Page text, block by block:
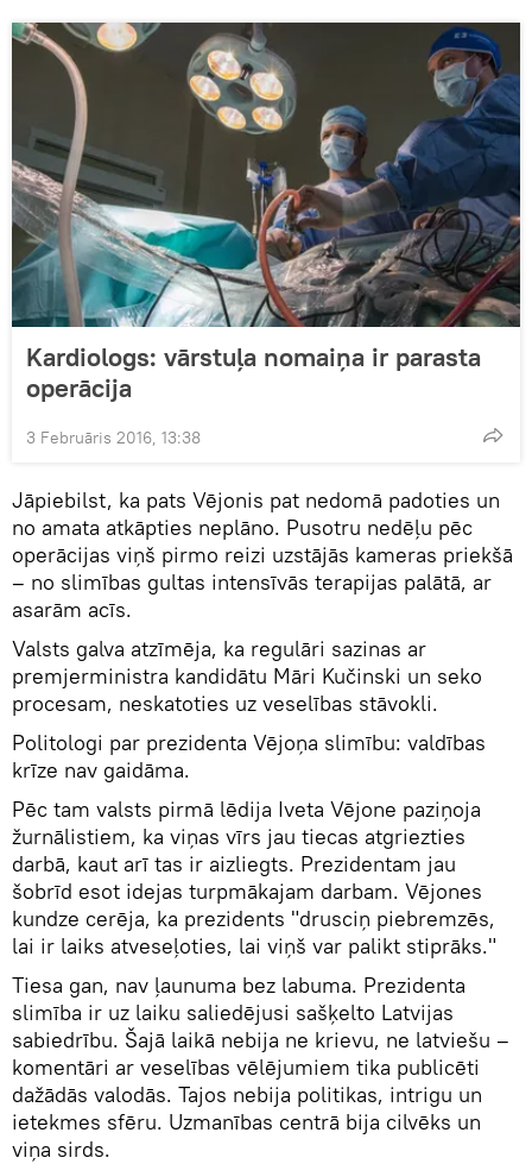
Kardiologs: vārstuļa nomaiņa ir parasta
operācija
3 Februāris 2016, 13:38
Jāpiebilst, ka pats Vējonis pat nedomā padoties un
no amata atkāpties neplāno. Pusotru nedēļu pēc
operācijas viņš pirmo reizi uzstājās kameras priekšā
– no slimības gultas intensīvās terapijas palātā, ar
asarām acīs.
Valsts galva atzīmēja, ka regulāri sazinas ar
premjerministra kandidātu Māri Kučinski un seko
procesam, neskatoties uz veselības stāvokli.
Politologi par prezidenta Vējoņa slimību: valdības
krīze nav gaidāma.
Pēc tam valsts pirmā lēdija Iveta Vējone paziņoja
žurnālistiem, ka viņas vīrs jau tiecas atgriezties
darbā, kaut arī tas ir aizliegts. Prezidentam jau
šobrīd esot idejas turpmākajam darbam. Vējones
kundze cerēja, ka prezidents "drusciņ piebremzēs,
lai ir laiks atveseļoties, lai viņš var palikt stiprāks."
Tiesa gan, nav ļaunuma bez labuma. Prezidenta
slimība ir uz laiku saliedējusi sašķelto Latvijas
sabiedrību. Šajā laikā nebija ne krievu, ne latviešu –
komentāri ar veselības vēlējumiem tika publicēti
dažādās valodās. Tajos nebija politikas, intrigu un
ietekmes sfēru. Uzmanības centrā bija cilvēks un
viņa sirds.